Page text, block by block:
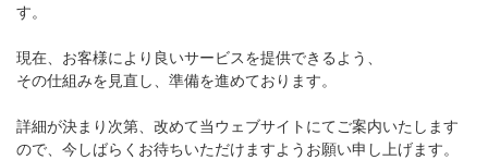
す。
現在、お客様により良いサービスを提供できるよう、
その仕組みを見直し、準備を進めております。
詳細が決まり次第、改めて当ウェブサイトにてご案内いたします
ので、今しばらくお待ちいただけますようお願い申し上げます。